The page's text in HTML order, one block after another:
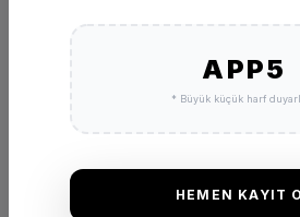
★
Bu ürünü satın alan müşterilerimizin
APP5
* Büyük küçük harf
HEMEN KAYIT